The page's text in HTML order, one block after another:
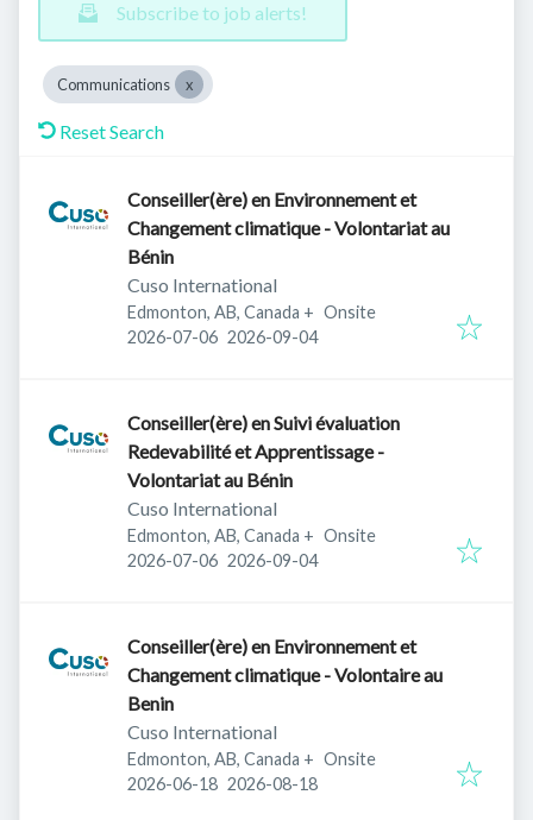
Subscribe to job alerts!
Communications
Reset Search
Conseiller(ère) en Environnement et
Changement climatique - Volontariat au
Bénin
Cuso International
Edmonton, AB, Canada + Onsite
Published:
2026-07-06 Expires:
2026-09-04
Conseiller(ère) en Suivi évaluation
Redevabilité et Apprentissage -
Volontariat au Bénin
Cuso International
Edmonton, AB, Canada + Onsite
Published:
2026-07-06 Expires:
2026-09-04
Conseiller(ère) en Environnement et
Changement climatique - Volontaire au
Benin
Cuso International
Edmonton, AB, Canada + Onsite
Published:
2026-06-18 Expires:
2026-08-18